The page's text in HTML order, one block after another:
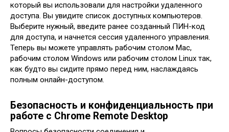
который вы использовали для настройки удаленного
доступа. Вы увидите список доступных компьютеров.
Выберите нужный, введите ранее созданный ПИН-код
для доступа, и начнется сессия удаленного управления.
Теперь вы можете управлять рабочим столом Mac,
рабочим столом Windows или рабочим столом Linux так,
как будто вы сидите прямо перед ним, наслаждаясь
полным онлайн-доступом.
Безопасность и конфиденциальность при
работе с Chrome Remote Desktop